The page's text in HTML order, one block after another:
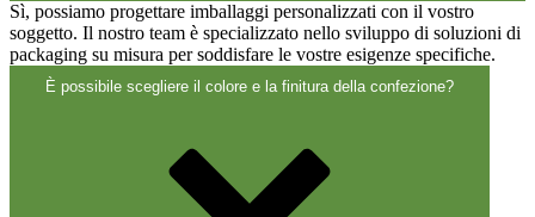
Chiusure(173)
Bottiglie di vino e bottiglie di
champagne
(83)
Sì, possiamo progettare imballaggi personalizzati con il vostro
soggetto. Il nostro team è specializzato nello sviluppo di soluzioni di
packaging su misura per soddisfare le vostre esigenze specifiche.
È possibile scegliere il colore e la finitura della confezione?